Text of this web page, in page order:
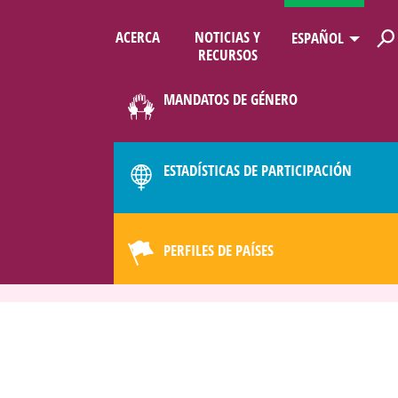
ACERCA
NOTICIAS Y
RECURSOS
ESPAÑOL
MANDATOS DE GÉNERO
ESTADÍSTICAS DE PARTICIPACIÓN
PERFILES DE PAÍSES